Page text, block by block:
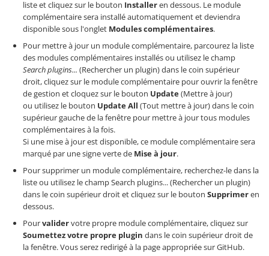
liste et cliquez sur le bouton Installeren dessous. Le module
complémentaire sera installé automatiquement et deviendra
disponible sous l'onglet Modules complémentaires.
Pour mettre à jour un module complémentaire, parcourez la liste
des modules complémentaires installés ou utilisez le champ
Search plugins... (Rechercher un plugin) dans le coin supérieur
droit, cliquez sur le module complémentaire pour ouvrir la fenêtre
de gestion et cloquez sur le bouton Update(Mettre à jour)
ou utilisez le bouton Update All (Tout mettre à jour) dans le coin
supérieur gauche de la fenêtre pour mettre à jour tous modules
complémentaires à la fois.
Si une mise à jour est disponible, ce module complémentaire sera
marqué par une signe verte de Mise à jour.
Pour supprimer un module complémentaire, recherchez-le dans la
liste ou utilisez le champ Search plugins... (Rechercher un plugin)
dans le coin supérieur droit et cliquez sur le bouton Supprimeren
dessous.
Pourvalidervotre propre module complémentaire, cliquez sur
Soumettez votre propre plugin dans le coin supérieur droit de
la fenêtre. Vous serez redirigé à la page appropriée sur GitHub.